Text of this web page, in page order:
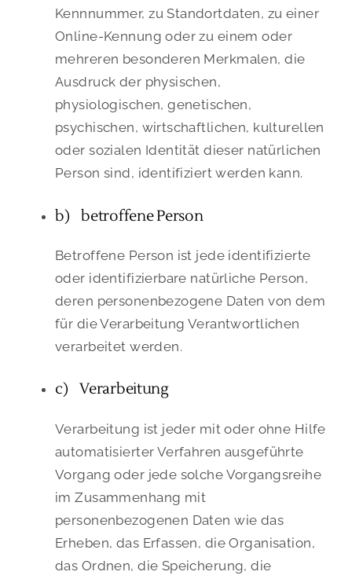
Kennnummer, zu Standortdaten, zu einer
Online-Kennung oder zu einem oder
mehreren besonderen Merkmalen, die
Ausdruck der physischen,
physiologischen, genetischen,
psychischen, wirtschaftlichen, kulturellen
oder sozialen Identität dieser natürlichen
Person sind, identifiziert werden kann.
b) betroffene Person
Betroffene Person ist jede identifizierte
oder identifizierbare natürliche Person,
deren personenbezogene Daten von dem
für die Verarbeitung Verantwortlichen
verarbeitet werden.
c) Verarbeitung
Verarbeitung ist jeder mit oder ohne Hilfe
automatisierter Verfahren ausgeführte
Vorgang oder jede solche Vorgangsreihe
im Zusammenhang mit
personenbezogenen Daten wie das
Erheben, das Erfassen, die Organisation,
das Ordnen, die Speicherung, die